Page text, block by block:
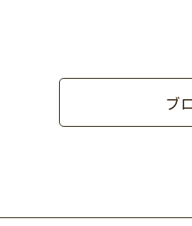
ブ